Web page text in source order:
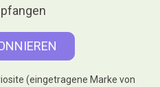
(eingetragene Marke von